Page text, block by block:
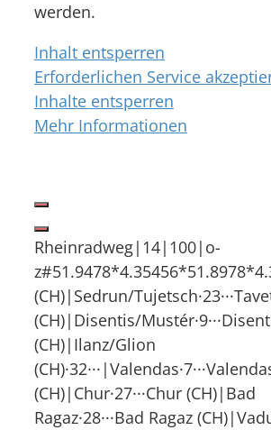
werden.
Inhalt entsperren
Erforderlichen Service
Inhalte entsperren
Mehr Informationen
Rheinradweg|14|100|o-
(CH)|Sedrun/
(CH)|Disentis/
(CH)|Ilanz/Glion
(CH)|Chur·27···Chur (CH)|Bad
Ragaz·28···Bad Ragaz